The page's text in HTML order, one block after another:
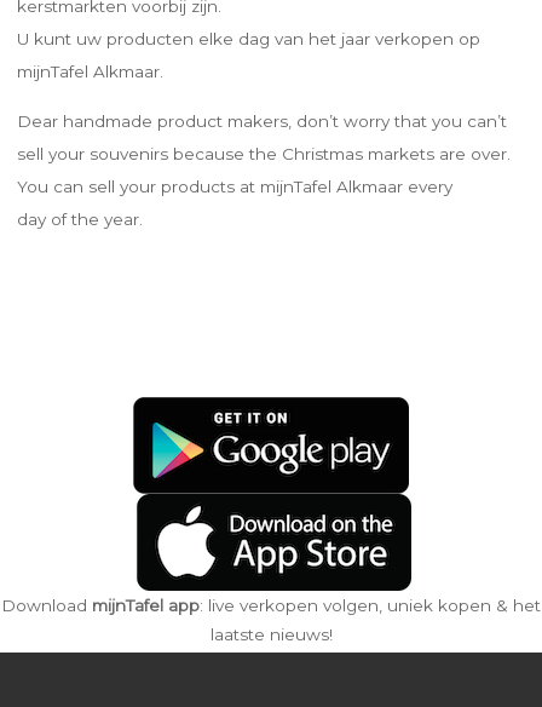
kerstmarkten voorbij zijn.
U kunt uw producten elke dag van het jaar verkopen op
mijnTafel Alkmaar.
Dear handmade product makers, don’t worry that you can’t
sell your souvenirs because the Christmas markets are over.
You can sell your products at mijnTafel Alkmaar every
day of the year.
Download mijnTafel app: live verkopen volgen, uniek kopen & het
laatste nieuws!